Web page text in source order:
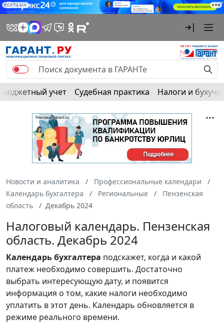
РЕКЛАМА
Бюджетный учет Судебная практика Налоги и
Новости и аналитика
Профессиональные календари
Календарь бухгалтера
Региональные
Пензенская
область
Декабрь 2024
Налоговый календарь. Пензенская
область. Декабрь 2024
Календарьбухгалтера подскажет, когда и какой
платеж необходимо совершить. Достаточно
выбрать интересующую дату, и появится
информация о том, какие налоги необходимо
уплатить в этот день. Календарь обновляется в
режиме реального времени.